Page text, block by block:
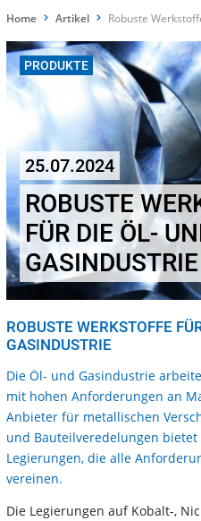
Home Artikel Robuste
PRODUKTE
25.07.2024
ROBUSTE
FÜR DIE ÖL-
GASINDUSTRIE
ROBUSTE WERKSTOFFE
GASINDUSTRIE
Die Öl- und Gasindustrie
mit hohen Anforderungen an
Anbieter für metallischen
und Bauteilveredelungen
Legierungen, die alle
vereinen.
Die Legierungen auf Kobalt-,